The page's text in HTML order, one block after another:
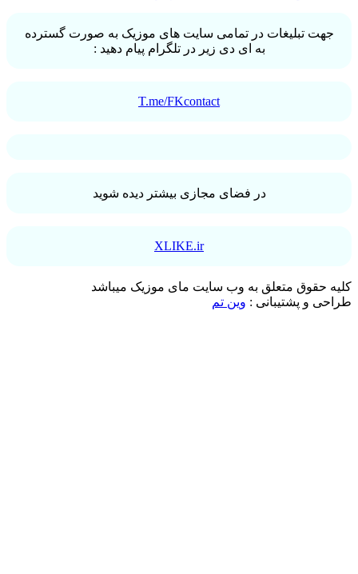
تبلیغات در تمامی سایت های موزیک به صورت گسترده
به ای دی زیر در تلگرام پیام دهید :
T.me/FKcontact
در فضای مجازی بیشتر دیده شوید
XLIKE.ir
حقوق متعلق به وب سایت مای موزیک میباشد
و پشتیبانی :وین تم